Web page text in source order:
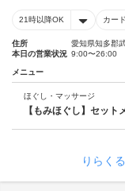
21時以降OK カー
住所
愛知県知多郡
本日の営業状況 9:00〜26:00
メニュー
ほぐし・マッサージ
【もみほぐし】セッ
りらく